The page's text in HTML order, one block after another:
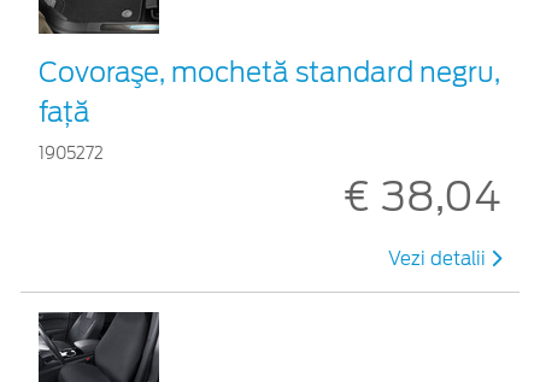
Covoraşe, mochetă standard negru,
față
1905272
€ 38,04
Vezi detalii